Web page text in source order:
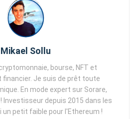
Mikael Sollu
bourse, NFT et
Je suis de prêt toute
En mode expert sur Sorare,
Investisseur depuis 2015 dans les
un petit faible pour l'Ethereum !